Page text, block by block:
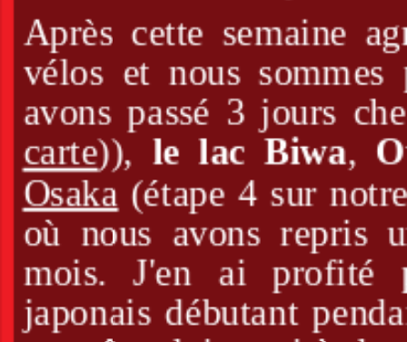
Après cette semaine
vélos et nous sommes
avons passé 3 jours
carte)), le lac Biwa,
Osaka (étape 4 sur
où nous avons repris
mois. J'en ai profité
japonais débutant